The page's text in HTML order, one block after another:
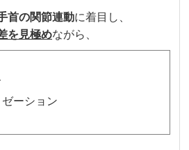
首の関節連動に着目し、
を見極めながら、
ーション